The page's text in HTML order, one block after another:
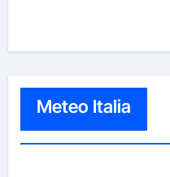
Meteo Italia